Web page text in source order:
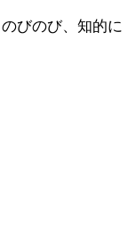
びのび、知的に